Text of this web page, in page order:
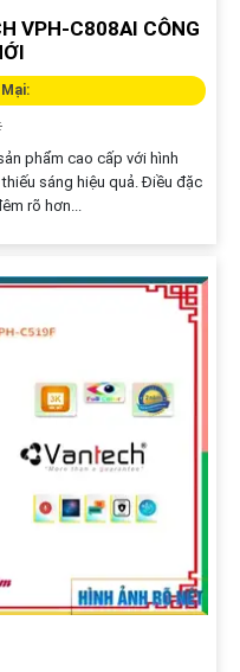
VPH-C808AI CÔNG
phẩm cao cấp với hình
sáng hiệu quả. Điều đặc
rõ hơn...